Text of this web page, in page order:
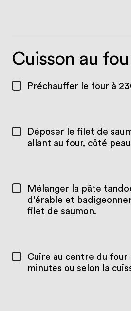
Cuisson au
Préchauffer le four à
Déposer le filet de
allant au four, côté
Mélanger la pâte
d’érable et
filet de saumon.
Cuire au centre du four
minutes ou selon la